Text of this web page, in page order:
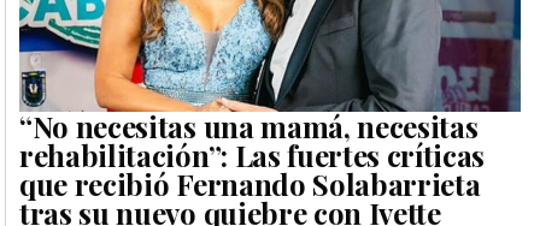
“No necesitas una mamá, necesitas
rehabilitación”: Las fuertes críticas
que recibió Fernando Solabarrieta
tras su nuevo quiebre con Ivette